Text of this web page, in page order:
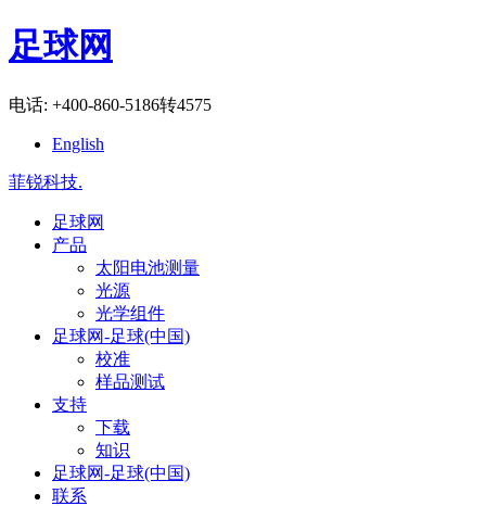
足球网
电话: +400-860-5186转4575
English
菲锐科技.
足球网
产品
太阳电池测量
光源
光学组件
足球网-足球(中国)
校准
样品测试
支持
下载
知识
足球网-足球(中国)
联系